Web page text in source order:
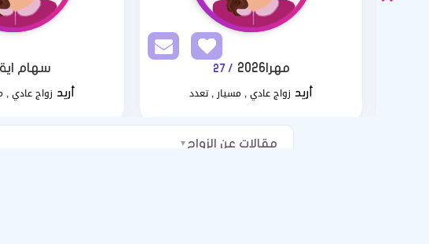
سهام اية
أريد زواج عادي ,
مهرا2026 / 27
أريد زواج عادي , مسيار , تعدد
مقالات عن الزواج